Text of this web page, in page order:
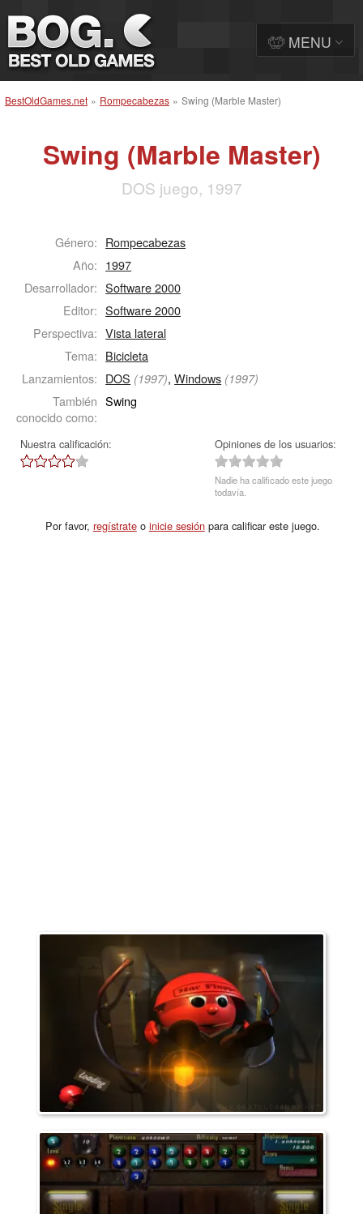
BestOldGames.net » Rompecabezas » Swing (Marble Master)
Swing (Marble Master)
DOS juego, 1997
Género: Rompecabezas
Año: 1997
Desarrollador: Software 2000
Editor: Software 2000
Perspectiva: Vista lateral
Tema: Bicicleta
Lanzamientos: DOS (1997),Windows (1997)
También
conocido como:
Swing
Nuestra calificación: Opiniones de los usuarios:
Nadie ha calificado este juego
todavía.
Por favor, regístrateo inicie sesiónpara calificar este juego.
MENU